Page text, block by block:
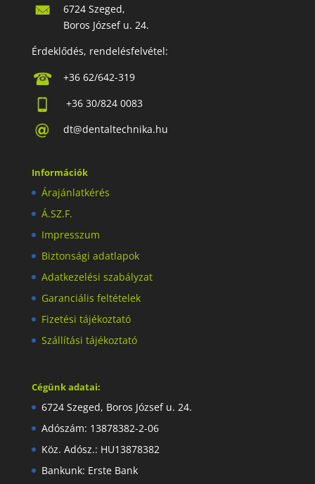
6724 Szeged,
Boros József u. 24.
Érdeklődés, rendelésfelvétel:
+36 62/642-319
+36 30/824 0083
dt@dentaltechnika.hu
Információk
Árajánlatkérés
Á.SZ.F.
Impresszum
Biztonsági adatlapok
Adatkezelési szabályzat
Garanciális feltételek
Fizetési tájékoztató
Szállítási tájékoztató
Cégünk adatai:
6724 Szeged, Boros József u. 24.
Adószám: 13878382-2-06
Köz. Adósz.: HU13878382
Bankunk: Erste Bank